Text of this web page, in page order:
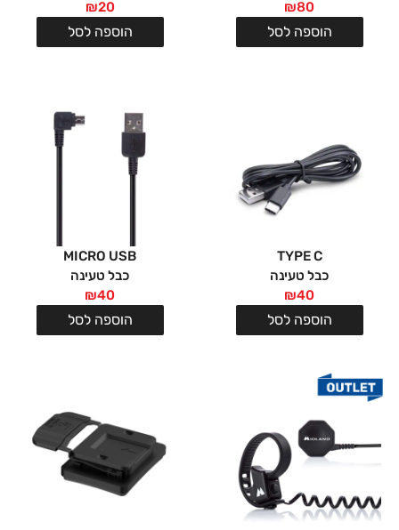
₪80
הוספה לסל
₪20
הוספה לסל
TYPE C
כבל טעינה
₪40
הוספה לסל
MICRO USB
כבל טעינה
₪40
הוספה לסל